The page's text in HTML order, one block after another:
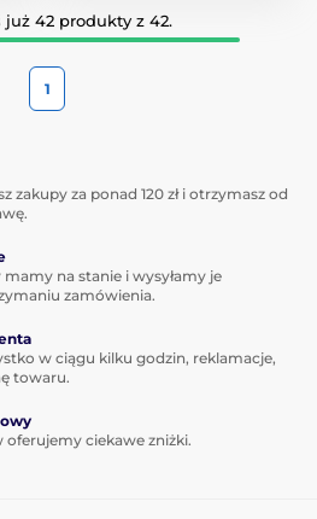
już 42 produkty z 42.
1
zakupy za ponad 120 zł i otrzymasz od
na stanie i wysyłamy je
zamówienia.
w ciągu kilku godzin, reklamacje,
towaru.
oferujemy ciekawe zniżki.